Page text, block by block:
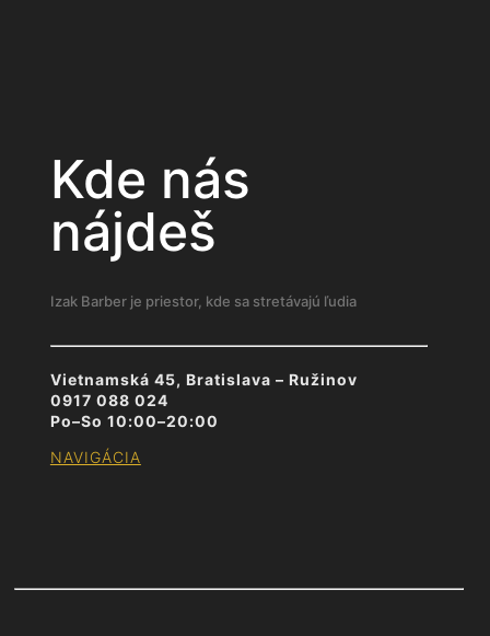
Kde nás
nájdeš
Izak Barber je priestor, kde sa stretávajú ľudia
Vietnamská 45, Bratislava – Ružinov
0917 088 024
Po–So 10:00–20:00
NAVIGÁCIA